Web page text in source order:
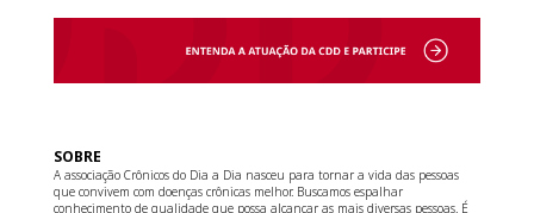
SOBRE
A associação Crônicos do Dia a Dia nasceu para tornar a vida das pessoas
que convivem com doenças crônicas melhor. Buscamos espalhar
conhecimento de qualidade que possa alcançar as mais diversas pessoas. É